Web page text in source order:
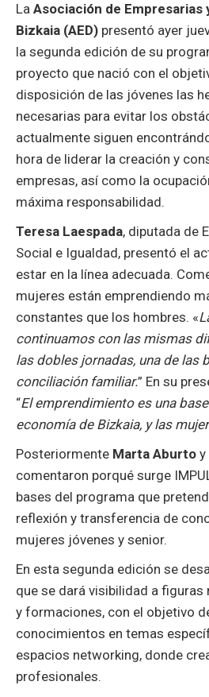
La Asociación de Empresarias
Bizkaia (AED) presentó ayer
la segunda edición de su
proyecto que nació con el
disposición de las jóvenes las
necesarias para evitar los
actualmente siguen
hora de liderar la creación y
empresas, así como la
máxima responsabilidad.
Teresa Laespada, diputada de
Social e Igualdad, presentó el
estar en la línea adecuada.
mujeres están emprendiendo
constantes que los hombres. «
continuamos con las mismas
las dobles jornadas, una de las
conciliación familiar.” En su
“El emprendimiento es una
economía de Bizkaia, y las
Posteriormente Marta Aburto y
comentaron porqué surge
bases del programa que
reflexión y transferencia de
mujeres jóvenes y senior.
En esta segunda edición se
que se dará visibilidad a
y formaciones, con el objetivo
conocimientos en temas
espacios networking, donde
profesionales.